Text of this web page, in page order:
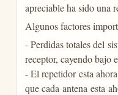
apreciable ha sido una
Algunos factores
- Perdidas totales del
receptor, cayendo bajo
- El repetidor esta
que cada antena esta